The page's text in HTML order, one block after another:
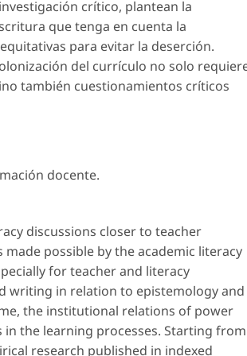
crítico, plantean la
que tenga en cuenta la
para evitar la deserción.
del currículo no solo
también cuestionamientos críticos
docente.
discussions closer to teacher
possible by the academic literacy
for teacher and literacy
writing in relation to epistemology and
the institutional relations of power
the learning processes. Starting from
research published in indexed